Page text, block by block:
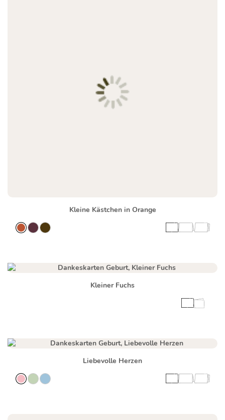
Kleine Kästchen in Orange
Kleiner Fuchs
Liebevolle Herzen